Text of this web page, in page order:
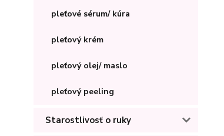
pleťové sérum/ kúra
pleťový krém
pleťový olej/ maslo
pleťový peeling
Starostlivosť o ruky